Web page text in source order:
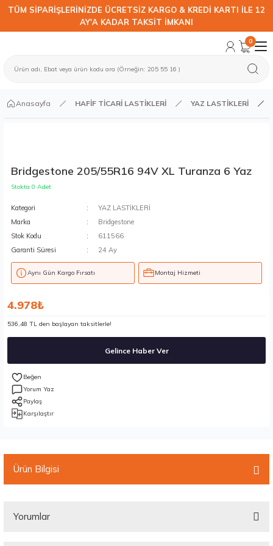
TÜM SİPARİŞLERİNİZDE ÜCRETSİZ KARGO & KREDİ KARTI İLE 12
AY'A KADAR TAKSİT İMKANI
0
Anasayfa HAFİF TİCARİ LASTİKLERİ YAZ LASTİKLERİ
Bridgestone 205/55R16 94V XL Turanza 6 Yaz
Stokta 0 Adet
Kategori
YAZ LASTİKLERİ
Marka
Bridgestone
Stok Kodu
611566
Garanti Süresi
24 Ay
Aynı Gün Kargo Fırsatı Montaj Hizmeti
4.978₺
536,48 TL den başlayan taksitlerle!
Gelince Haber Ver
Yorum Yaz
Paylaş
Karşılaştır
Ürün Bilgisi
Yorumlar